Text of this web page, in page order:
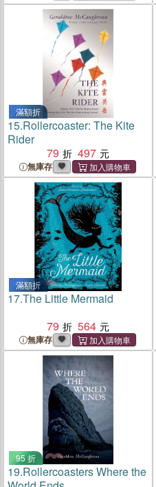
滿額折
15.Rollercoaster: The Kite
Rider
79
497
無庫存
滿額折
17.The Little Mermaid
79
564
無庫存
95 折
19.Rollercoasters Where the